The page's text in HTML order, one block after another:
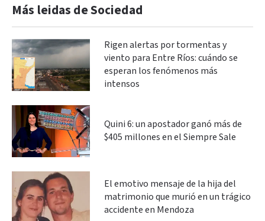
Más leidas de Sociedad
Rigen alertas por tormentas y
viento para Entre Ríos: cuándo se
esperan los fenómenos más
intensos
Quini 6: un apostador ganó más de
$405 millones en el Siempre Sale
El emotivo mensaje de la hija del
matrimonio que murió en un trágico
accidente en Mendoza